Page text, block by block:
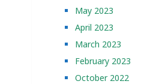
May 2023
April 2023
March 2023
February 2023
October 2022